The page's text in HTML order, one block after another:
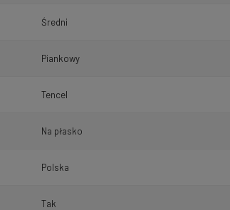
Średni
Piankowy
Tencel
Na płasko
Polska
Tak